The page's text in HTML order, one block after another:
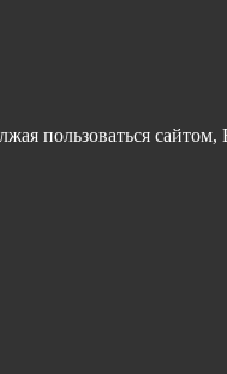
пользоваться сайтом,